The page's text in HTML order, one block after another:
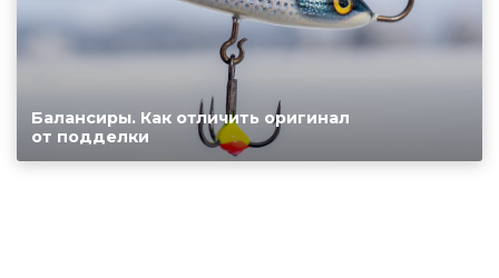
Балансиры. Как отличить оригинал
от подделки